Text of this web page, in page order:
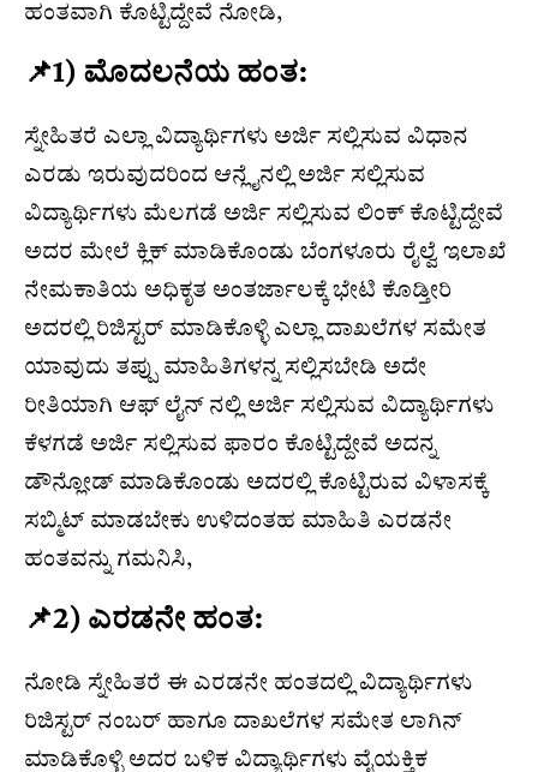
ಹಂತವಾಗಿ ಕೊಟ್ಟಿದ್ದೇವೆ ನೋಡಿ,
📌1) ಮೊದಲನೆಯ ಹಂತ:
ಸ್ನೇಹಿತರೆ ಎಲ್ಲಾ ವಿದ್ಯಾರ್ಥಿಗಳು ಅರ್ಜಿ ಸಲ್ಲಿಸುವ ವಿಧಾನ
ಎರಡು ಇರುವುದರಿಂದ ಆನ್ಲೈನಲ್ಲಿ ಅರ್ಜಿ ಸಲ್ಲಿಸುವ
ವಿದ್ಯಾರ್ಥಿಗಳು ಮೆಲಗಡೆ ಅರ್ಜಿ ಸಲ್ಲಿಸುವ ಲಿಂಕ್ ಕೊಟ್ಟಿದ್ದೇವೆ
ಅದರ ಮೇಲೆ ಕ್ಲಿಕ್ ಮಾಡಿಕೊಂಡು ಬೆಂಗಳೂರು ರೈಲ್ವೆ ಇಲಾಖೆ
ನೇಮಕಾತಿಯ ಅಧಿಕೃತ ಅಂತರ್ಜಾಲಕ್ಕೆ ಭೇಟಿ ಕೊಡ್ತೀರಿ
ಅದರಲ್ಲಿ ರಿಜಿಸ್ಟರ್ ಮಾಡಿಕೊಳ್ಳಿ ಎಲ್ಲಾ ದಾಖಲೆಗಳ ಸಮೇತ
ಯಾವುದು ತಪ್ಪು ಮಾಹಿತಿಗಳನ್ನ ಸಲ್ಲಿಸಬೇಡಿ ಅದೇ
ರೀತಿಯಾಗಿ ಆಫ್ ಲೈನ್ ನಲ್ಲಿ ಅರ್ಜಿ ಸಲ್ಲಿಸುವ ವಿದ್ಯಾರ್ಥಿಗಳು
ಕೆಳಗಡೆ ಅರ್ಜಿ ಸಲ್ಲಿಸುವ ಫಾರಂ ಕೊಟ್ಟಿದ್ದೇವೆ ಅದನ್ನ
ಡೌನ್ಲೋಡ್ ಮಾಡಿಕೊಂಡು ಅದರಲ್ಲಿ ಕೊಟ್ಟಿರುವ ವಿಳಾಸಕ್ಕೆ
ಸಬ್ಮಿಟ್ ಮಾಡಬೇಕು ಉಳಿದಂತಹ ಮಾಹಿತಿ ಎರಡನೇ
ಹಂತವನ್ನು ಗಮನಿಸಿ,
📌2) ಎರಡನೇ ಹಂತ:
ನೋಡಿ ಸ್ನೇಹಿತರೆ ಈ ಎರಡನೇ ಹಂತದಲ್ಲಿ ವಿದ್ಯಾರ್ಥಿಗಳು
ರಿಜಿಸ್ಟರ್ ನಂಬರ್ ಹಾಗೂ ದಾಖಲೆಗಳ ಸಮೇತ ಲಾಗಿನ್
ಮಾಡಿಕೊಳ್ಳಿ ಅದರ ಬಳಿಕ ವಿದ್ಯಾರ್ಥಿಗಳು ವೈಯಕ್ತಿಕ